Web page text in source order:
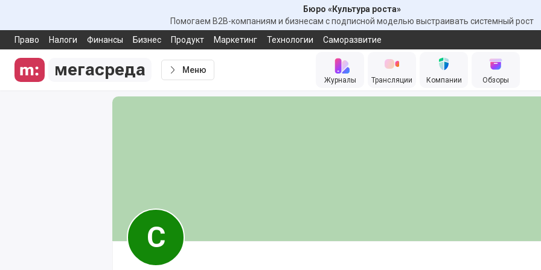
Бюро «Культура роста»
Помогаем B2B-компаниям и бизнесам с подписной моделью выстраивать системный рост
Право Налоги Финансы Бизнес Продукт Маркетинг Технологии Саморазвитие
мегасреда Меню
Журналы Трансляции Компании Обзоры
С